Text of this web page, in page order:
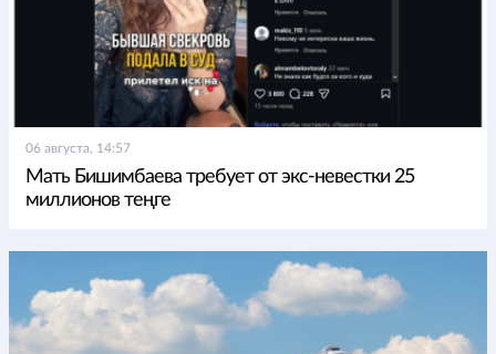
06 августа, 14:57
Мать Бишимбаева требует от экс-невестки 25
миллионов теңге